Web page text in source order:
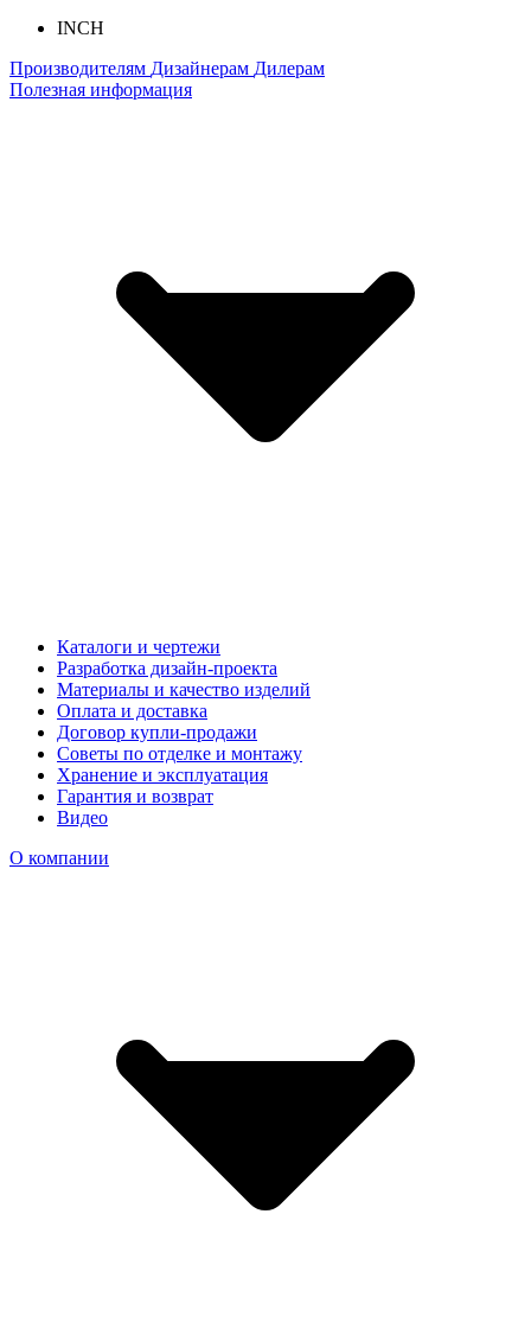
INCH
Производителям Дизайнерам Дилерам
Полезная информация
Каталоги и чертежи
Разработка дизайн-проекта
Материалы и качество изделий
Оплата и доставка
Договор купли-продажи
Советы по отделке и монтажу
Хранение и эксплуатация
Гарантия и возврат
Видео
О компании